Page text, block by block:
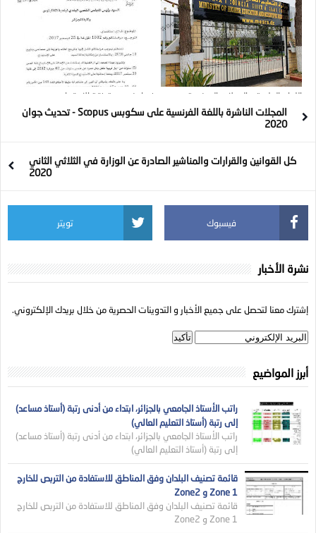
اللجان العلمية و المجلات الممنوعة من
المشاركة على الأساتذة الجزائريين
فيما يخص مدة فترة الاستيداع
المجلات الناشرة باللغة الفرنسية على سكوبس Scopus - تحديث جوان
2020
كل القوانين والقرارات والمناشير الصادرة عن الوزارة في الثلاثي الثاني
2020
فيسبوك تويتر
نشرة الأخبار
إشترك معنا لتحصل على جميع الأخبار و التدوينات الحصرية من خلال بريدك الإلكتروني.
أبرز المواضيع
راتب الأستاذ الجامعي بالجزائر، ابتداء من أدنى رتبة (أستاذ مساعد)
إلى رتبة (أستاذ التعليم العالي)
راتب الأستاذ الجامعي بالجزائر، ابتداء من أدنى رتبة (أستاذ مساعد)
إلى رتبة (أستاذ التعليم العالي)
قائمة تصنيف البلدان وفق المناطق للاستفادة من التربص للخارج
Zone 1 و Zone2
قائمة تصنيف البلدان وفق المناطق للاستفادة من التربص للخارج
Zone 1 و Zone2